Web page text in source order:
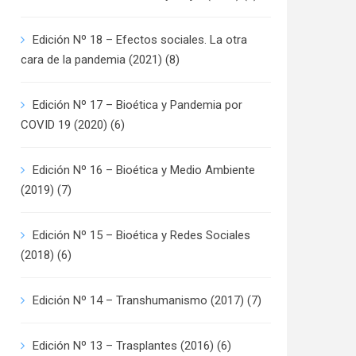
Edición Nº 18 – Efectos sociales. La otra
cara de la pandemia (2021) (8)
Edición Nº 17 – Bioética y Pandemia por
COVID 19 (2020) (6)
Edición Nº 16 – Bioética y Medio Ambiente
(2019) (7)
Edición Nº 15 – Bioética y Redes Sociales
(2018) (6)
Edición Nº 14 – Transhumanismo (2017) (7)
Edición Nº 13 – Trasplantes (2016) (6)